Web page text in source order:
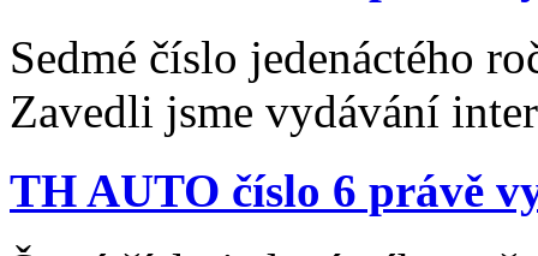
Sedmé číslo jedenáctého
Zavedli jsme vydávání
TH AUTO číslo 6 právě